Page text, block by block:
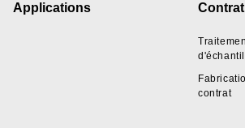
Applications Contrat
contrat